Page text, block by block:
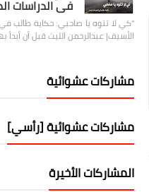
في الدراسات
"كي لا تتوه يا صاحبي: حكاية طالب في
الأسيف| عبدالرحمن الليث قبل أن أبدأ
مشاركات عشوائية
مشاركات عشوائية [رأسي]
المشاركات الأخيرة